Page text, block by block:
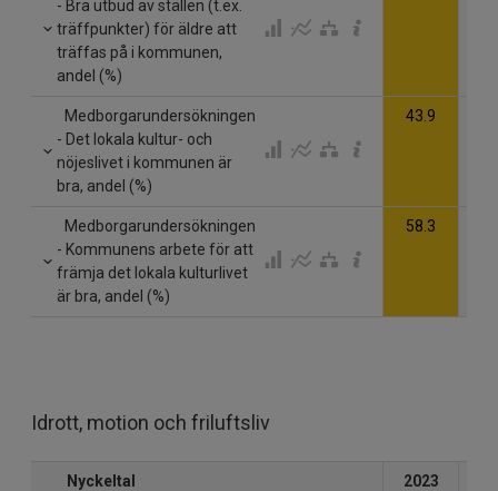
- Bra utbud av ställen (t.ex.
träffpunkter) för äldre att
träffas på i kommunen,
andel (%)
Medborgarundersökningen
- Det lokala kultur- och
nöjeslivet i kommunen är
bra, andel (%)
43.9
Medborgarundersökningen
- Kommunens arbete för att
främja det lokala kulturlivet
är bra, andel (%)
58.3
Idrott, motion och friluftsliv
Nyckeltal 2023